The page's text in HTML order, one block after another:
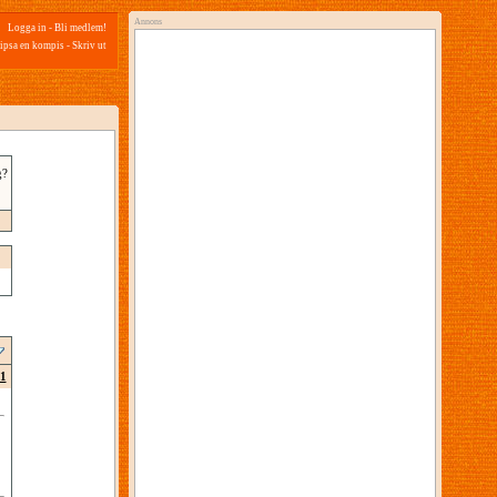
Logga in - Bli medlem!
en kompis - Skriv ut
1
Annons